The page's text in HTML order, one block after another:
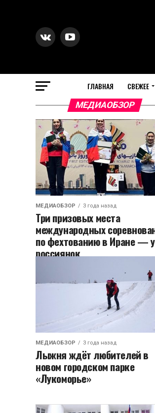
ГЛАВНАЯ СВЕЖЕЕ
МЕДИАОБЗОР
МЕДИАОБЗОР 3 года назад
Три призовых места
международных
по фехтованию в Иране — у
россиянок
МЕДИАОБЗОР 3 года назад
Лыжня ждëт любителей в
новом городском парке
«Лукоморье»